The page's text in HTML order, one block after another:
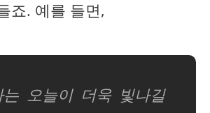
죠. 예를 들면,
오늘이 더욱 빛나길